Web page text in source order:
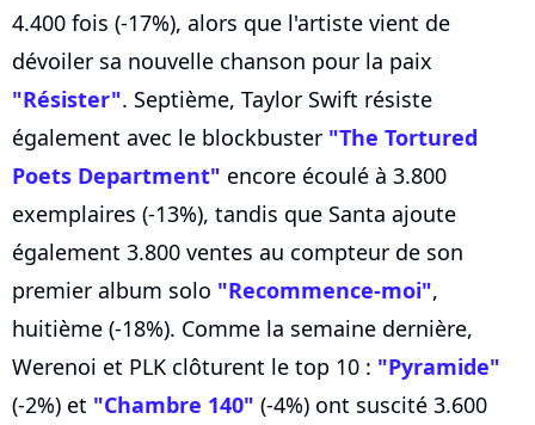
4.400 fois (-17%), alors que l'artiste vient de
dévoiler sa nouvelle chanson pour la paix
"Résister". Septième, Taylor Swift résiste
également avec le blockbuster "The Tortured
Poets Department" encore écoulé à 3.800
exemplaires (-13%), tandis que Santa ajoute
également 3.800 ventes au compteur de son
premier album solo "Recommence-moi",
huitième (-18%). Comme la semaine dernière,
Werenoi et PLK clôturent le top 10 : "Pyramide"
(-2%) et "Chambre 140" (-4%) ont suscité 3.600